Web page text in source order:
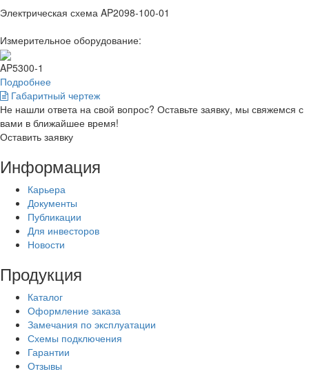
Электрическая схема AP2098-100-01
Измерительное оборудование:
AP5300-1
Подробнее
Габаритный чертеж
Не нашли ответа на свой вопрос? Оставьте заявку, мы свяжемся с
вами в ближайшее время!
Оставить заявку
Информация
Карьера
Документы
Публикации
Для инвесторов
Новости
Продукция
Каталог
Оформление заказа
Замечания по эксплуатации
Схемы подключения
Гарантии
Отзывы